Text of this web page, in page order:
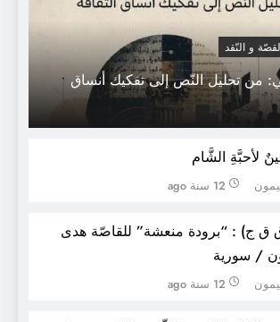
و النّقد
من تحليل النّص إلى تفكيك أنساق
لأحبَّةِ الشَّام
12 سنة ago
ق ج) : “برودة منعشة” للقاصّة هدى
/ سورية
12 سنة ago
اللّغوي :